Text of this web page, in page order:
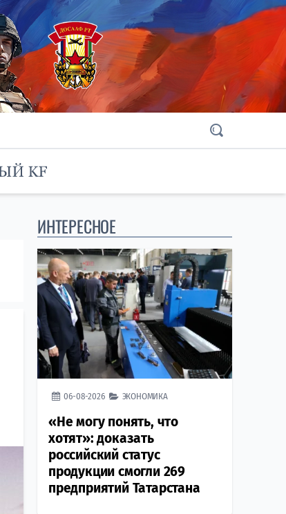
ИНТЕРЕСНОЕ
06-08-2026 ЭКОНОМИКА
«Не могу понять, что
хотят»: доказать
российский статус
продукции смогли 269
предприятий Татарстана